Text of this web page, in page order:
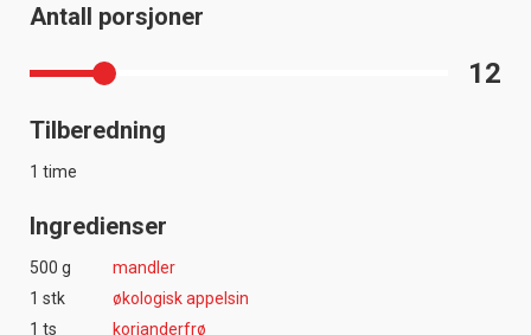
Antall porsjoner
12
Tilberedning
1 time
Ingredienser
500 g
mandler
1 stk
økologisk appelsin
1 ts
korianderfrø